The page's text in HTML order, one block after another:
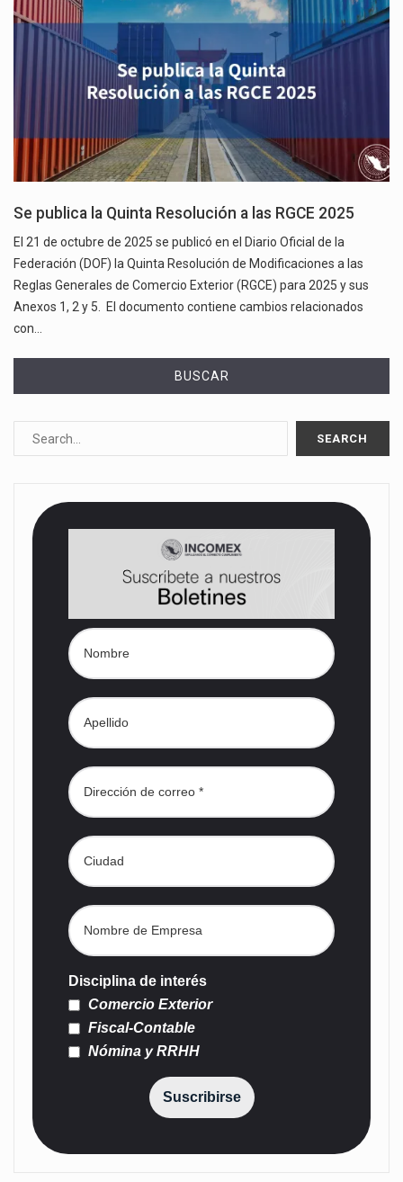
Se publica la Quinta Resolución a las RGCE 2025
El 21 de octubre de 2025 se publicó en el Diario Oficial de la
Federación (DOF) la Quinta Resolución de Modificaciones a las
Reglas Generales de Comercio Exterior (RGCE) para 2025 y sus
Anexos 1, 2 y 5. El documento contiene cambios relacionados
con…
BUSCAR
Disciplina de interés
Comercio Exterior
Fiscal-Contable
Nómina y RRHH
Suscribirse